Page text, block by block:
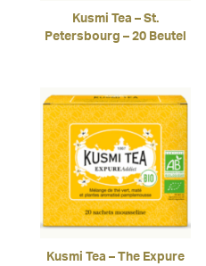
Kusmi Tea – St.
Petersbourg – 20 Beutel
Kusmi Tea – The Expure